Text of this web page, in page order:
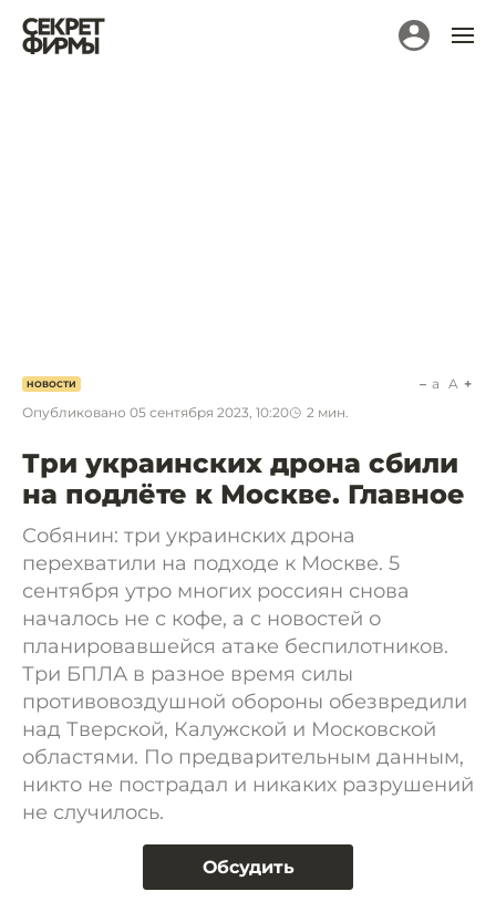
НОВОСТИ
Опубликовано 05 сентября 2023, 10:20 2 мин.
a A
Три украинских дрона сбили
на подлёте к Москве. Главное
Собянин: три украинских дрона
перехватили на подходе к Москве. 5
сентября утро многих россиян снова
началось не с кофе, а с новостей о
планировавшейся атаке беспилотников.
Три БПЛА в разное время силы
противовоздушной обороны обезвредили
над Тверской, Калужской и Московской
областями. По предварительным данным,
никто не пострадал и никаких разрушений
не случилось.
Обсудить